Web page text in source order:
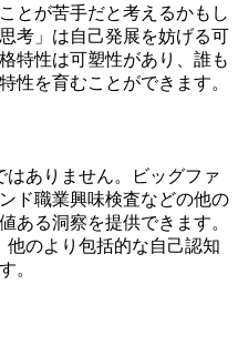
とが苦手だと考えるかもし
考」は自己発展を妨げる可
特性は可塑性があり、誰も
性を育むことができます。
ありません。ビッグファ
ド職業興味検査などの他の
ある洞察を提供できます。
のより包括的な自己認知
。